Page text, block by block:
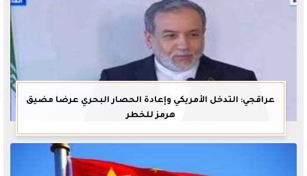
عراقجي: التدخل الأمريكي وإعادة الحصار البحري عرضا مضيق
هرمز للخطر